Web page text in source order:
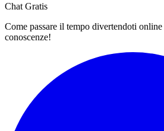
Chat Gratis
Come passare il tempo divertendoti
conoscenze!